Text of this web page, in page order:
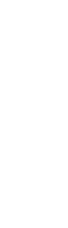
map " Cửa